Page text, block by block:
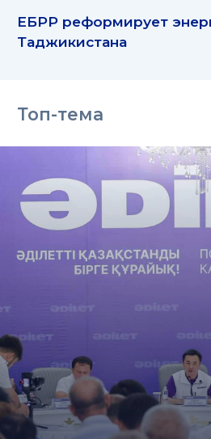
ЕБРР реформирует
Таджикистана
Топ-тема